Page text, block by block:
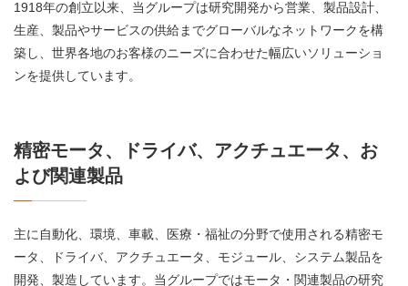
1918年の創立以来、当グループは研究開発から営業、製品設計、
生産、製品やサービスの供給までグローバルなネットワークを構
築し、世界各地のお客様のニーズに合わせた幅広いソリューショ
ンを提供しています。
精密モータ、ドライバ、アクチュエータ、お
よび関連製品
主に自動化、環境、車載、医療・福祉の分野で使用される精密モ
ータ、ドライバ、アクチュエータ、モジュール、システム製品を
開発、製造しています。当グループではモータ・関連製品の研究